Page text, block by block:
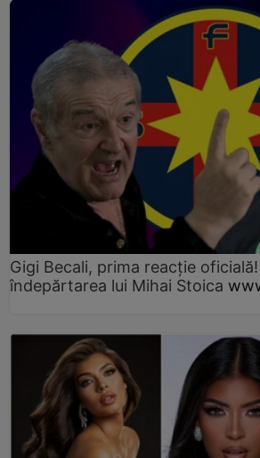
Gigi Becali, prima reacție
îndepărtarea lui Mihai Stoica